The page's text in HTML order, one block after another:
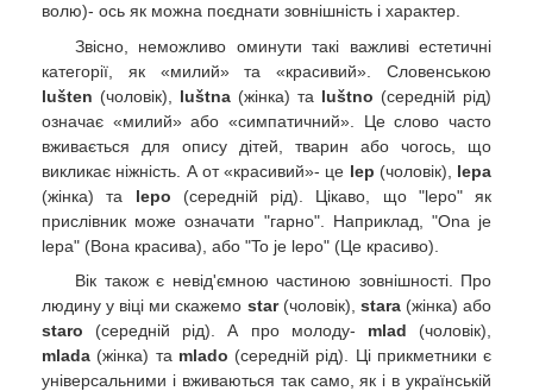
волю)- ось як можна поєднати зовнішність і характер.
Звісно, неможливо оминути такі важливі естетичні
категорії, як «милий» та «красивий». Словенською
lušten (чоловік), luštna (жінка) та luštno (середній рід)
означає «милий» або «симпатичний». Це слово часто
вживається для опису дітей, тварин або чогось, що
викликає ніжність. А от «красивий»- це lep (чоловік), lepa
(жінка) та lepo (середній рід). Цікаво, що "lepo" як
прислівник може означати "гарно". Наприклад, "Ona je
lepa" (Вона красива), або "To je lepo" (Це красиво).
Вік також є невід'ємною частиною зовнішності. Про
людину у віці ми скажемо star(чоловік), stara(жінка) або
staro (середній рід). А про молоду- mlad (чоловік),
mlada (жінка) та mlado (середній рід). Ці прикметники є
універсальними і вживаються так само, як і в українській